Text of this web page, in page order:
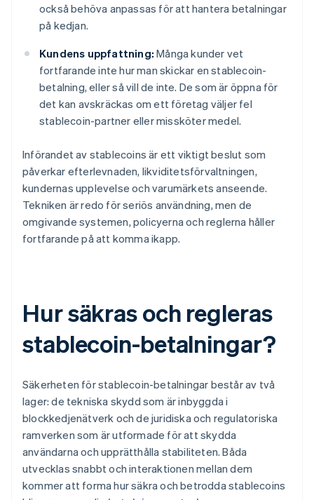
också behöva anpassas för att hantera betalningar
på kedjan.
Kundens uppfattning: Många kunder vet
fortfarande inte hur man skickar en stablecoin-
betalning, eller så vill de inte. De som är öppna för
det kan avskräckas om ett företag väljer fel
stablecoin-partner eller missköter medel.
Införandet av stablecoins är ett viktigt beslut som
påverkar efterlevnaden, likviditetsförvaltningen,
kundernas upplevelse och varumärkets anseende.
Tekniken är redo för seriös användning, men de
omgivande systemen, policyerna och reglerna håller
fortfarande på att komma ikapp.
Hur säkras och regleras
stablecoin-betalningar?
Säkerheten för stablecoin-betalningar består av två
lager: de tekniska skydd som är inbyggda i
blockkedjenätverk och de juridiska och regulatoriska
ramverken som är utformade för att skydda
användarna och upprätthålla stabiliteten. Båda
utvecklas snabbt och interaktionen mellan dem
kommer att forma hur säkra och betrodda stablecoins